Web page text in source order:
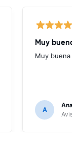
Muy buena
Muy buena
A
Ana
Avis